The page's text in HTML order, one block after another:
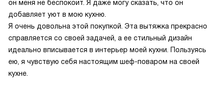
он меня не беспокоит. Я даже могу сказать, что он
добавляет уют в мою кухню.
Я очень довольна этой покупкой. Эта вытяжка прекрасно
справляется со своей задачей, а ее стильный дизайн
идеально вписывается в интерьер моей кухни. Пользуясь
ею, я чувствую себя настоящим шеф-поваром на своей
кухне.